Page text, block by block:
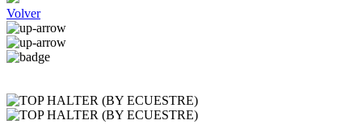
Volver